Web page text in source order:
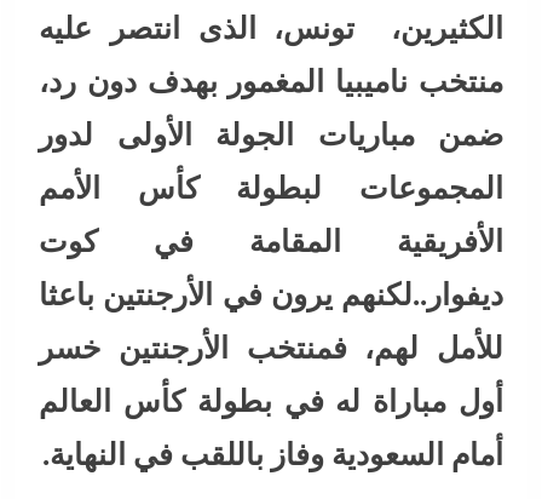
الكثيرين، تونس، الذى انتصر عليه
منتخب ناميبيا المغمور بهدف دون رد،
ضمن مباريات الجولة الأولى لدور
المجموعات لبطولة كأس الأمم
الأفريقية المقامة في كوت
ديفوار..لكنهم يرون في الأرجنتين باعثا
للأمل لهم، فمنتخب الأرجنتين خسر
أول مباراة له في بطولة كأس العالم
أمام السعودية وفاز باللقب في النهاية.